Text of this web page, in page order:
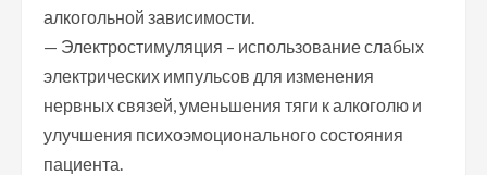
алкогольной зависимости.
— Электростимуляция – использование слабых
электрических импульсов для изменения
нервных связей, уменьшения тяги к алкоголю и
улучшения психоэмоционального состояния
пациента.